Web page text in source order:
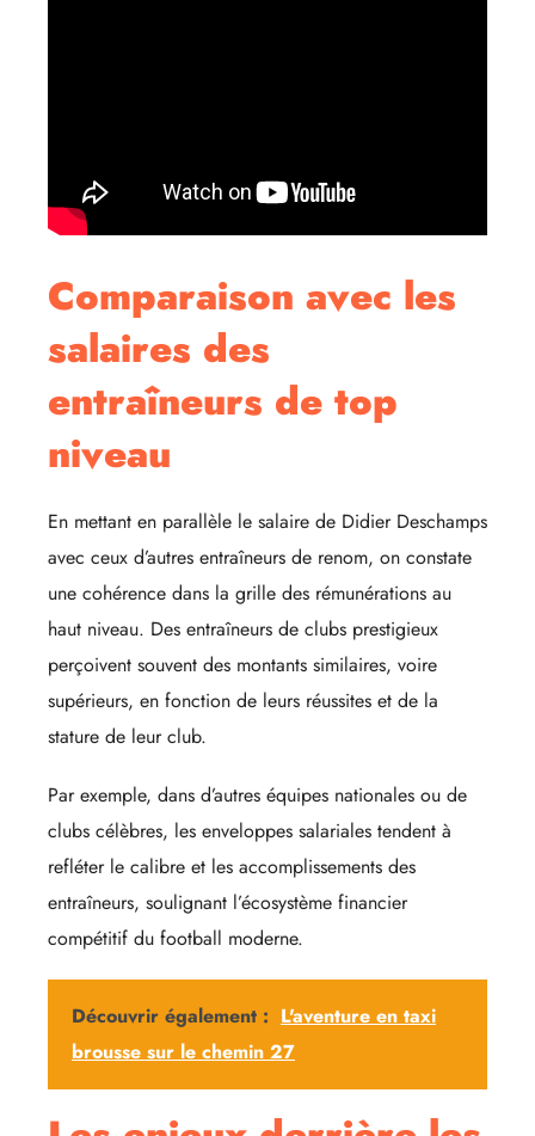
Comparaison avec les
salaires des
entraîneurs de top
niveau
En mettant en parallèle le salaire de Didier Deschamps
avec ceux d’autres entraîneurs de renom, on constate
une cohérence dans la grille des rémunérations au
haut niveau. Des entraîneurs de clubs prestigieux
perçoivent souvent des montants similaires, voire
supérieurs, en fonction de leurs réussites et de la
stature de leur club.
Par exemple, dans d’autres équipes nationales ou de
clubs célèbres, les enveloppes salariales tendent à
refléter le calibre et les accomplissements des
entraîneurs, soulignant l’écosystème financier
compétitif du football moderne.
Découvrir également : L'aventure en taxi
brousse sur le chemin 27